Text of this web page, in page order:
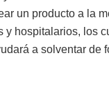
un producto a la
y hospitalarios, los
a solventar de